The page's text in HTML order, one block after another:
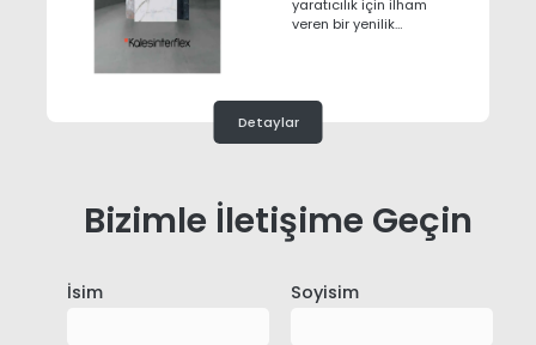
yaratıcılık için ilham
veren bir yenilik…
Detaylar
Bizimle İletişime Geçin
İsim Soyisim